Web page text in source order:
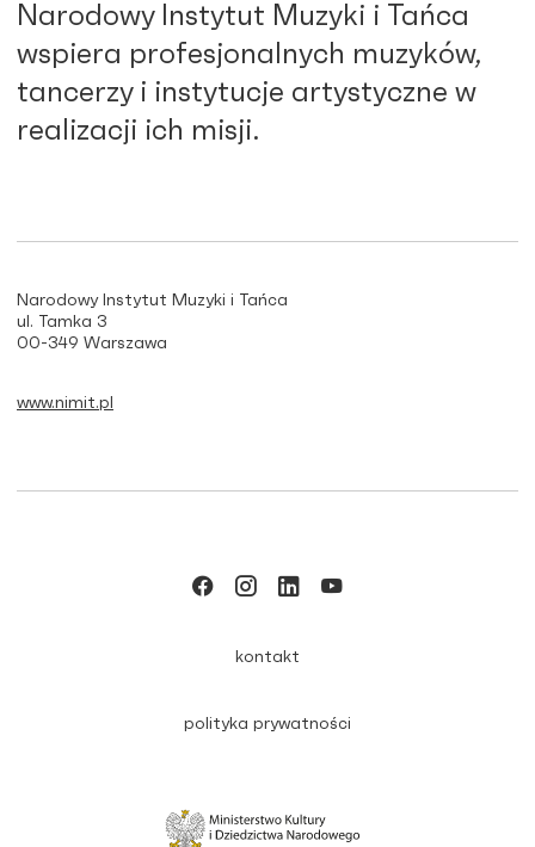
Narodowy Instytut Muzyki i Tańca
wspiera profesjonalnych muzyków,
tancerzy i instytucje artystyczne w
realizacji ich misji.
Narodowy Instytut Muzyki i Tańca
ul. Tamka 3
00-349 Warszawa
www.nimit.pl
kontakt
polityka prywatności